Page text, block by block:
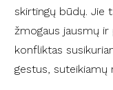
skirtingų būdų. Jie
žmogaus jausmų ir
konfliktas
gestus, suteikiamų